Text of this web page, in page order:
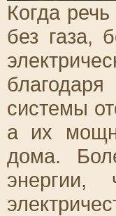
Когда
без газа,
системы
а их
дома.
энергии,